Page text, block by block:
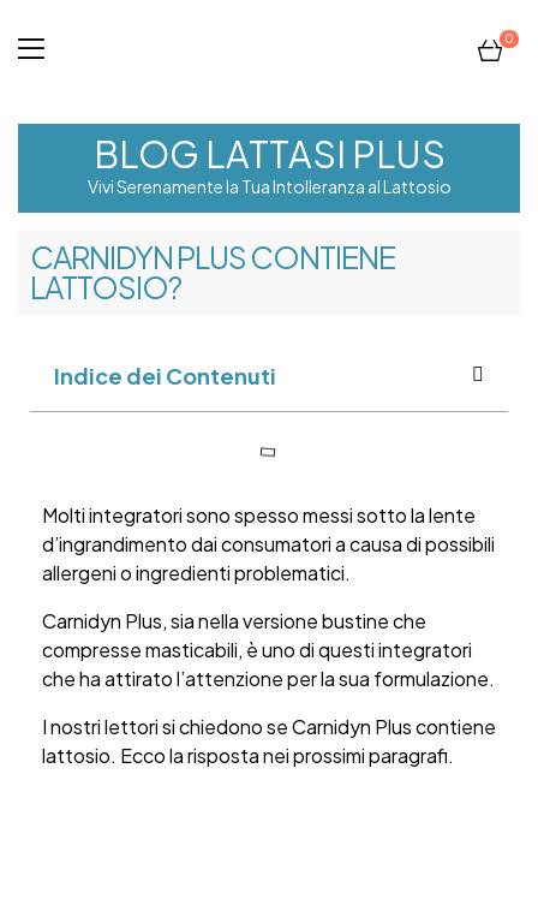
0
BLOG LATTASI PLUS
Vivi Serenamente la Tua Intolleranza al Lattosio
CARNIDYN PLUS CONTIENE
LATTOSIO?
Indice dei Contenuti
Molti integratori sono spesso messi sotto la lente
d’ingrandimento dai consumatori a causa di possibili
allergeni o ingredienti problematici.
Carnidyn Plus, sia nella versione bustine che
compresse masticabili, è uno di questi integratori
che ha attirato l’attenzione per la sua formulazione.
I nostri lettori si chiedono se Carnidyn Plus contiene
lattosio. Ecco la risposta nei prossimi paragrafi.